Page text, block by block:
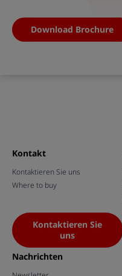
Download Brochure
Kontakt
Kontaktieren Sie uns
Where to buy
Kontaktieren Sie
uns
Nachrichten